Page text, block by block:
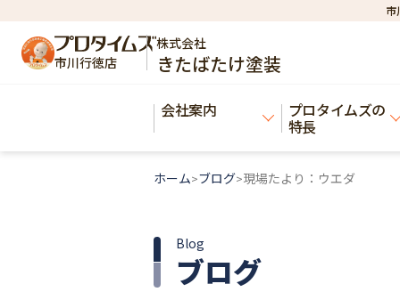
市
市川行徳店
株式会社
きたばたけ塗装
会社案内 プロタイムズの
特長
ホーム>ブログ>現場たより：ウエダ
ブログ
Blog